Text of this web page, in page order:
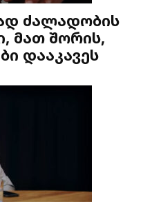
ძალადობის
მათ შორის,
დააკავეს